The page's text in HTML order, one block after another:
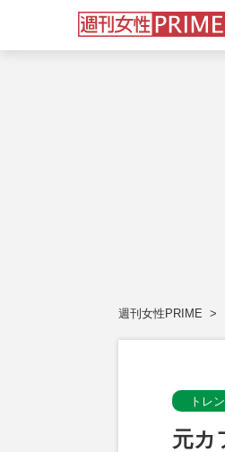
週刊女性PRIME
トレ
元カ